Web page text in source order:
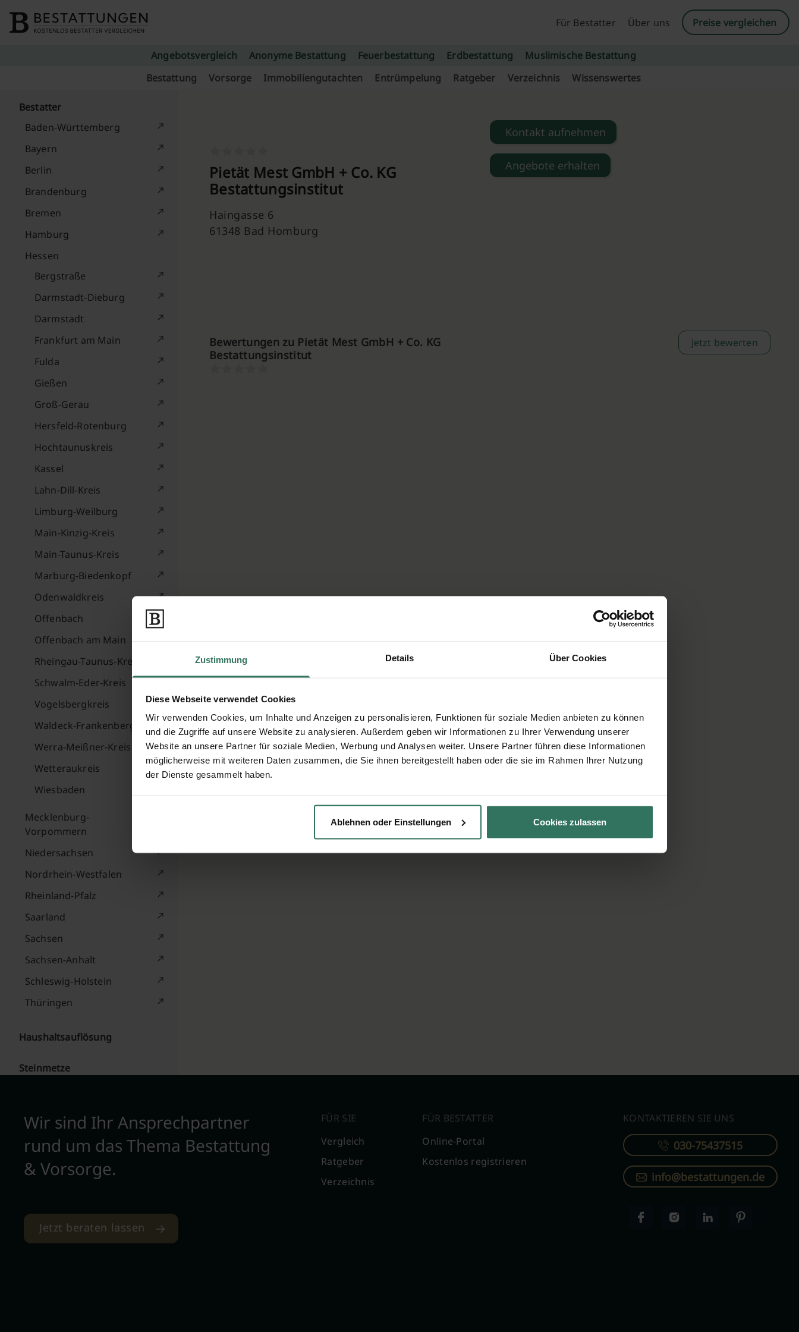
Zustimmung Details Über Cookies
Diese Webseite verwendet Cookies
Wir verwenden Cookies, um Inhalte und Anzeigen zu personalisieren, Funktionen für soziale Medien anbieten zu können
und die Zugriffe auf unsere Website zu analysieren. Außerdem geben wir Informationen zu Ihrer Verwendung unserer
Website an unsere Partner für soziale Medien, Werbung und Analysen weiter. Unsere Partner führen diese Informationen
möglicherweise mit weiteren Daten zusammen, die Sie ihnen bereitgestellt haben oder die sie im Rahmen Ihrer Nutzung
der Dienste gesammelt haben.
Ablehnen oder Einstellungen Cookies zulassen
Für Bestatter
Über uns Preise vergleichen
Angebotsvergleich Anonyme Bestattung Feuerbestattung Erdbestattung
Muslimische Bestattung
Bestattung
Vorsorge Immobiliengutachten Entrümpelung Ratgeber Verzeichnis Wissenswertes
Bestatter
Baden-Württemberg
Bayern
Berlin
Brandenburg
Bremen
Hamburg
Hessen
Bergstraße
Darmstadt-Dieburg
Darmstadt
Frankfurt am Main
Fulda
Gießen
Groß-Gerau
Hersfeld-Rotenburg
Hochtaunuskreis
Kassel
Lahn-Dill-Kreis
Limburg-Weilburg
Main-Kinzig-Kreis
Main-Taunus-Kreis
Marburg-Biedenkopf
Odenwaldkreis
Offenbach
Offenbach am Main
Rheingau-Taunus-Kreis
Schwalm-Eder-Kreis
Vogelsbergkreis
Waldeck-Frankenberg
Werra-Meißner-Kreis
Wetteraukreis
Wiesbaden
Mecklenburg-
Vorpommern
Niedersachsen
Nordrhein-Westfalen
Rheinland-Pfalz
Saarland
Sachsen
Sachsen-Anhalt
Schleswig-Holstein
Thüringen
Haushaltsauflösung
Steinmetze
Pietät Mest GmbH + Co. KG
Bestattungsinstitut
Haingasse 6
61348 Bad Homburg
Kontakt aufnehmen
Angebote erhalten
Bewertungen zu Pietät Mest GmbH + Co. KG
Bestattungsinstitut
Jetzt bewerten
Wir sind Ihr Ansprechpartner
rund um das Thema Bestattung
& Vorsorge.
Jetzt beraten lassen
FÜR SIE
Vergleich
Ratgeber
Verzeichnis
FÜR BESTATTER
Online-Portal
Kostenlos registrieren
KONTAKTIEREN SIE UNS
030-75437515
info@bestattungen.de